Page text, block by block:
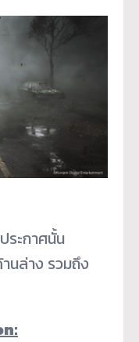
ระกาศนั้น
นล่าง รวมถึง